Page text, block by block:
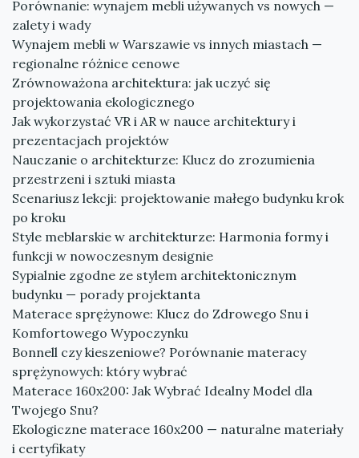
Porównanie: wynajem mebli używanych vs nowych —
zalety i wady
Wynajem mebli w Warszawie vs innych miastach —
regionalne różnice cenowe
Zrównoważona architektura: jak uczyć się
projektowania ekologicznego
Jak wykorzystać VR i AR w nauce architektury i
prezentacjach projektów
Nauczanie o architekturze: Klucz do zrozumienia
przestrzeni i sztuki miasta
Scenariusz lekcji: projektowanie małego budynku krok
po kroku
Style meblarskie w architekturze: Harmonia formy i
funkcji w nowoczesnym designie
Sypialnie zgodne ze stylem architektonicznym
budynku — porady projektanta
Materace sprężynowe: Klucz do Zdrowego Snu i
Komfortowego Wypoczynku
Bonnell czy kieszeniowe? Porównanie materacy
sprężynowych: który wybrać
Materace 160x200: Jak Wybrać Idealny Model dla
Twojego Snu?
Ekologiczne materace 160x200 — naturalne materiały
i certyfikaty